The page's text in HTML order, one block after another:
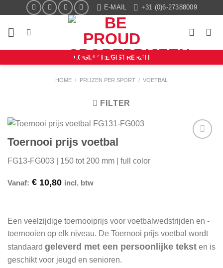
inhoud
E-MAIL +31 (0)6-27388009
LOGIN / REGISTREREN
HOME / PRIJZEN PER SPORT / VOETBAL
FILTER
Toernooi prijs voetbal
FG13-FG003 | 150 tot 200 mm | full color
Vanaf: € 10,80 incl. btw
Een veelzijdige toernooiprijs voor voetbalwedstrijden en -
toernooien op elk niveau. De Toernooi prijs voetbal wordt
standaard geleverd met een persoonlijke tekst en is
geschikt voor jeugd en senioren.